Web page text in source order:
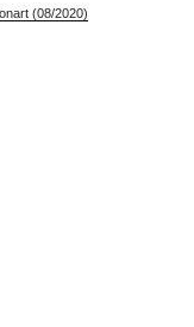
(08/2020)